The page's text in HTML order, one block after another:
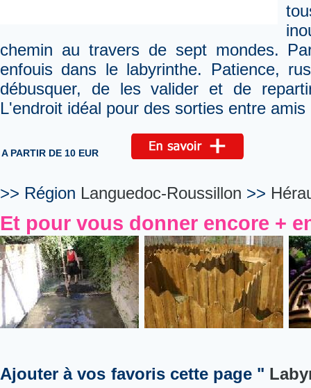
chemin au travers de sept mondes.
enfouis dans le labyrinthe. Patience,
débusquer, de les valider et de
L'endroit idéal pour des sorties entre amis
A PARTIR DE 10 EUR
>> Région Languedoc-Roussillon >>
Et pour vous donner encore +
Ajouter à vos favoris cette page "